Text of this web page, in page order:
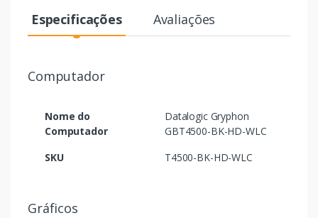
Especificações Avaliações
Computador
Nome do
Computador
Datalogic Gryphon
GBT4500-BK-HD-WLC
SKU
T4500-BK-HD-WLC
Gráficos